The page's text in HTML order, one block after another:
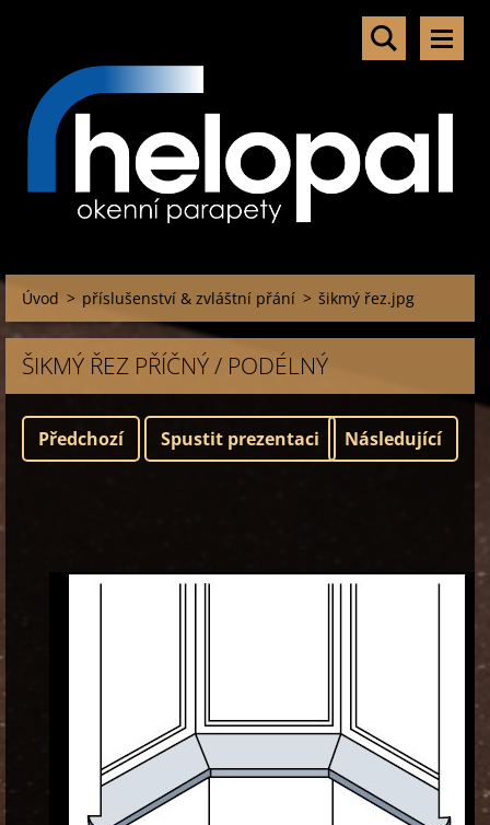
Úvod > příslušenství & zvláštní přání > šikmý řez.jpg
ŠIKMÝ ŘEZ PŘÍČNÝ / PODÉLNÝ
Předchozí Spustit prezentaci Následující